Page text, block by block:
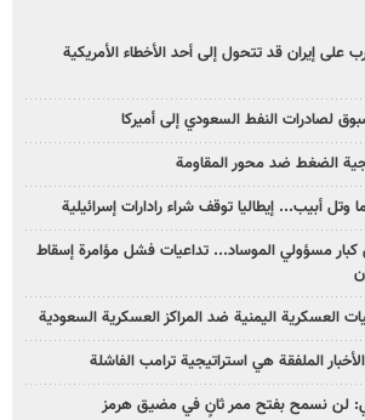
على إيران قد تتحول إلى أحد الأخطاء الأمريكية
لصادرات النفط السعودي إلى أميركا
الضغط ضد محور المقاومة
وتل أبيب... إيطاليا توقف شراء رادارات إسرائيلية
كبار مسؤولي الموساد... تداعيات فشل مؤامرة إسقاط
العسكرية اليمنية ضد المراكز العسكرية السعودية
الملفقة هي استراتيجية ترامب الفاشلة
لن نسمح بفتح ممر ثانٍ في مضيق هرمز